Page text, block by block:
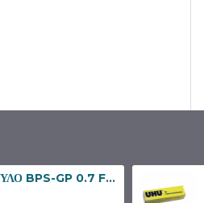
PILOT ΣΤΥΛΟ BPS-GP 0.7 FINE ΜΑΥΡΟ